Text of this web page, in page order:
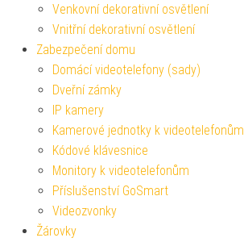
Venkovní dekorativní osvětlení
Vnitřní dekorativní osvětlení
Zabezpečení domu
Domácí videotelefony (sady)
Dveřní zámky
IP kamery
Kamerové jednotky k videotelefonům
Kódové klávesnice
Monitory k videotelefonům
Příslušenství GoSmart
Videozvonky
Žárovky